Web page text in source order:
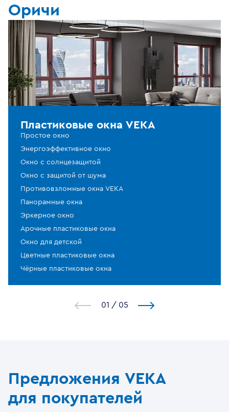
Оричи
Пластиковые окна VEKA
Простое окно
Энергоэффективное окно
Окно с солнцезащитой
Окно с защитой от шума
Противовзломные окна VEKA
Панорамные окна
Эркерное окно
Арочные пластиковые окна
Окно для детской
Цветные пластиковые окна
Чёрные пластиковые окна
1 / 5
Предложения VEKA
для покупателей